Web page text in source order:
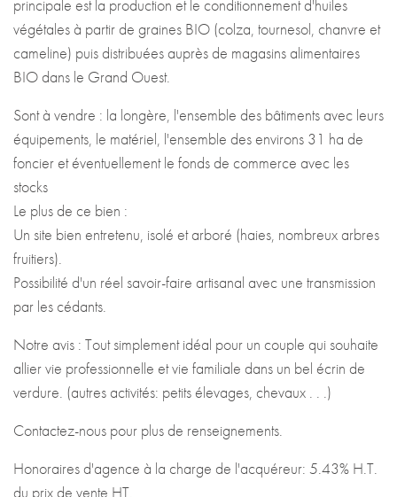
Un site bien entretenu, isolé et arboré (haies, nombreux arbres
fruitiers).
Possibilité d'un réel savoir-faire artisanal avec une transmission
par les cédants.
Notre avis : Tout simplement idéal pour un couple qui souhaite
allier vie professionnelle et vie familiale dans un bel écrin de
verdure. (autres activités: petits élevages, chevaux . . .)
Contactez-nous pour plus de renseignements.
Honoraires d'agence à la charge de l'acquéreur: 5.43% H.T.
du prix de vente HT.
Type
de
bien
Exploitation
maraîchère
| Equin | Autres
productions
| Exploitation
bio
|
cultures
Secteur :Maine-et-Loire